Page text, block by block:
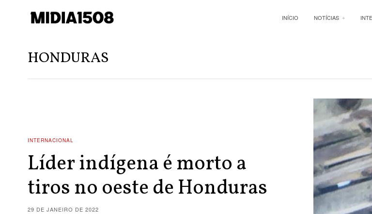
INÍCIO NOTÍCIAS
HONDURAS
INTERNACIONAL
Líder indígena é morto a
tiros no oeste de Honduras
29 DE JANEIRO DE 2022